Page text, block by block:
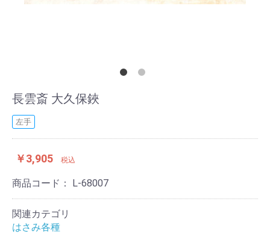
長雲斎 大久保鋏
左手
￥3,905 税込
商品コード： L-68007
関連カテゴリ
はさみ各種